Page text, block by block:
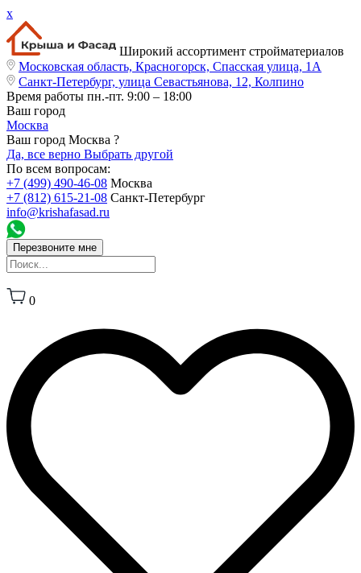
x
Широкий ассортимент стройматериалов
Московская область, Красногорск, Спасская улица, 1А
Санкт-Петербург, улица Севастьянова, 12, Колпино
Время работы пн.-пт. 9:00 – 18:00
Ваш город
Москва
Ваш город Москва ?
Да, все верно Выбрать другой
По всем вопросам:
+7 (499) 490-46-08 Москва
+7 (812) 615-21-08 Санкт-Петербург
info@krishafasad.ru
Перезвоните мне
0